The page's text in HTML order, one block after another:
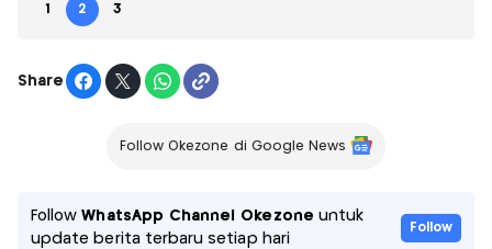
1 2 3
Share
Follow Okezone di Google News
FollowWhatsApp Channel Okezone untuk
update berita terbaru setiap hari
Follow